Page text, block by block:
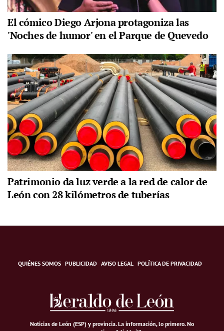
El cómico Diego Arjona protagoniza las
'Noches de humor' en el Parque de Quevedo
Patrimonio da luz verde a la red de calor de
León con 28 kilómetros de tuberías
QUIÉNES SOMOS PUBLICIDAD AVISO LEGAL POLÍTICA DE PRIVACIDAD
Noticias de León (ESP) y provincia. La información, lo primero.No